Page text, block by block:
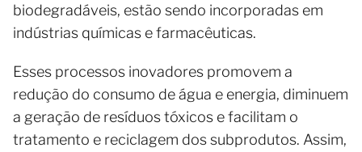
biodegradáveis, estão sendo incorporadas em
indústrias químicas e farmacêuticas.
Esses processos inovadores promovem a
redução do consumo de água e energia, diminuem
a geração de resíduos tóxicos e facilitam o
tratamento e reciclagem dos subprodutos. Assim,